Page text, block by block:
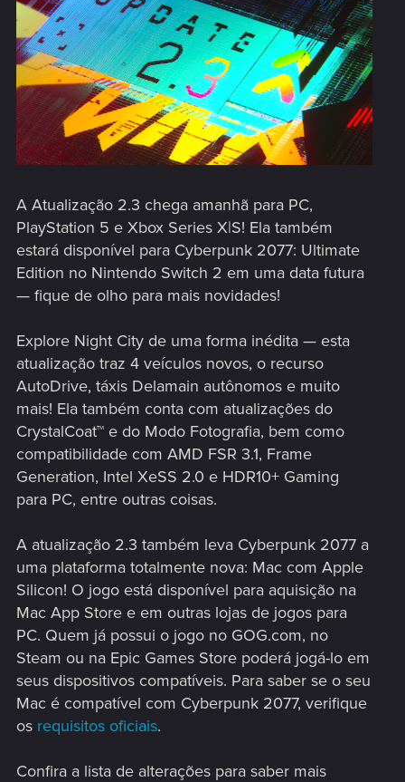
A Atualização 2.3 chega amanhã para PC,
PlayStation 5 e Xbox Series X|S! Ela também
estará disponível para Cyberpunk 2077: Ultimate
Edition no Nintendo Switch 2 em uma data futura
— fique de olho para mais novidades!
Explore Night City de uma forma inédita — esta
atualização traz 4 veículos novos, o recurso
AutoDrive, táxis Delamain autônomos e muito
mais! Ela também conta com atualizações do
CrystalCoat™ e do Modo Fotografia, bem como
compatibilidade com AMD FSR 3.1, Frame
Generation, Intel XeSS 2.0 e HDR10+ Gaming
para PC, entre outras coisas.
A atualização 2.3 também leva Cyberpunk 2077 a
uma plataforma totalmente nova: Mac com Apple
Silicon! O jogo está disponível para aquisição na
Mac App Store e em outras lojas de jogos para
PC. Quem já possui o jogo no GOG.com, no
Steam ou na Epic Games Store poderá jogá-lo em
seus dispositivos compatíveis. Para saber se o seu
Mac é compatível com Cyberpunk 2077, verifique
os requisitos oficiais.
Confira a lista de alterações para saber mais